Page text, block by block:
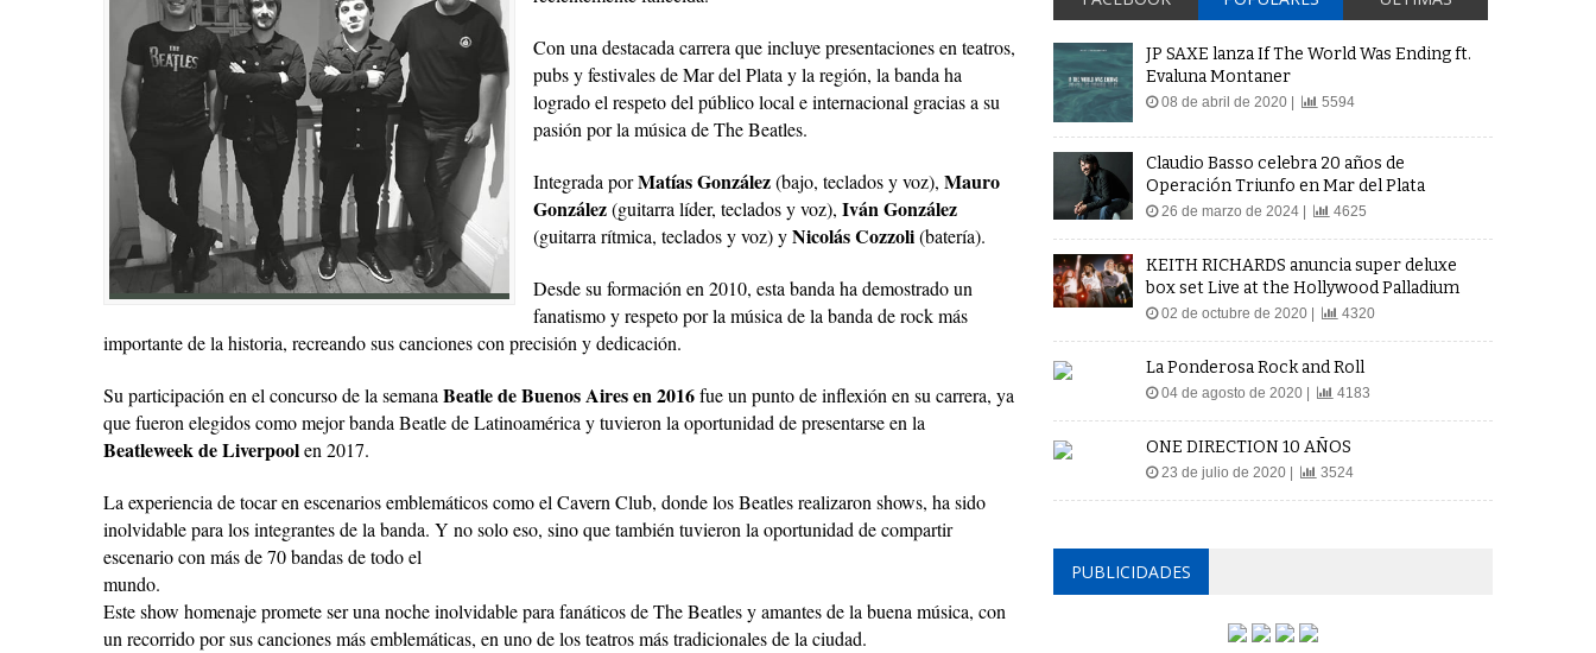
Con una destacada carrera que incluye presentaciones en teatros,
pubs y festivales de Mar del Plata y la región, la banda ha
logrado el respeto del público local e internacional gracias a su
pasión por la música de The Beatles.
Integrada porMatías González(bajo, teclados y voz), Mauro
González(guitarra líder, teclados y voz), Iván González
(guitarra rítmica, teclados y voz) yNicolás Cozzoli(batería).
Desde su formación en 2010, esta banda ha demostrado un
fanatismo y respeto por la música de la banda de rock más
importante de la historia, recreando sus canciones con precisión y dedicación.
Su participación en el concurso de la semanaBeatle de Buenos Aires en 2016fue un punto de inflexión en su carrera, ya
que fueron elegidos como mejor banda Beatle de Latinoamérica y tuvieron la oportunidad de presentarse en la
Beatleweek de Liverpoolen 2017.
La experiencia de tocar en escenarios emblemáticos como el Cavern Club, donde los Beatles realizaron shows, ha sido
inolvidable para los integrantes de la banda. Y no solo eso, sino que también tuvieron la oportunidad de compartir
escenario con más de 70 bandas de todo el
mundo.
Este show homenaje promete ser una noche inolvidable para fanáticos de The Beatles y amantes de la buena música, con
un recorrido por sus canciones más emblemáticas, en uno de los teatros más tradicionales de la ciudad.
JP SAXE lanza If The World Was Ending ft.
Evaluna Montaner
08 de abril de 2020 | 5594
Claudio Basso celebra 20 años de
Operación Triunfo en Mar del Plata
26 de marzo de 2024 | 4625
KEITH RICHARDS anuncia super deluxe
box set Live at the Hollywood Palladium
02 de octubre de 2020 | 4320
La Ponderosa Rock and Roll
04 de agosto de 2020 | 4183
ONE DIRECTION 10 AÑOS
23 de julio de 2020 | 3524
PUBLICIDADES